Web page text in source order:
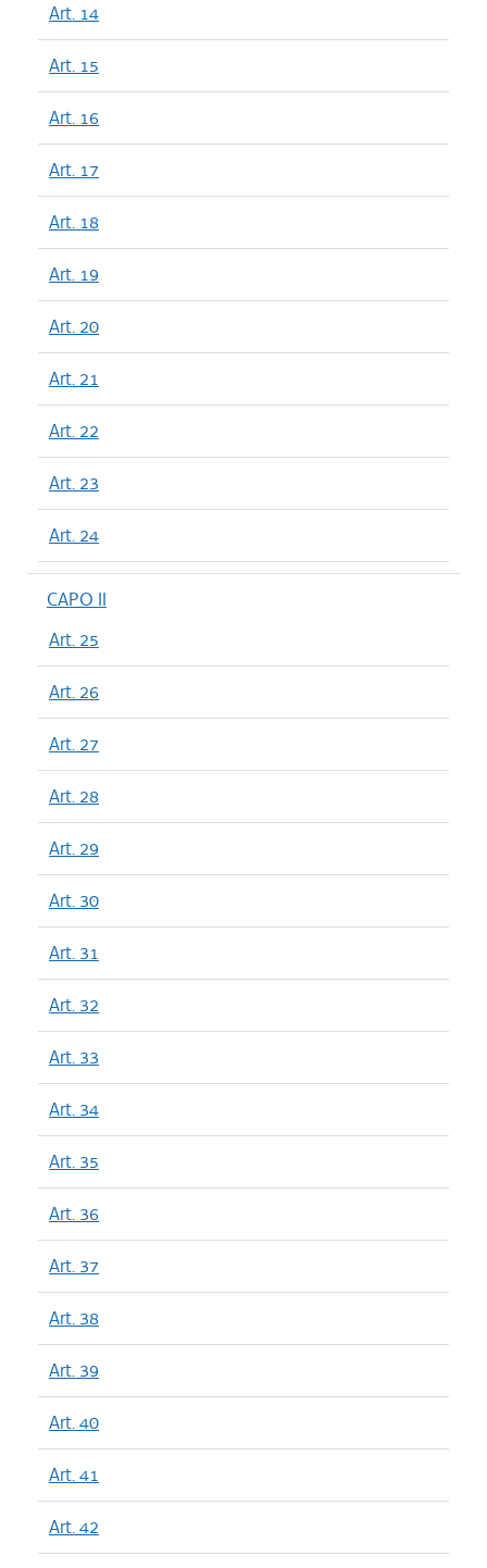
Art. 14
Art. 15
Art. 16
Art. 17
Art. 18
Art. 19
Art. 20
Art. 21
Art. 22
Art. 23
Art. 24
CAPO II
Art. 25
Art. 26
Art. 27
Art. 28
Art. 29
Art. 30
Art. 31
Art. 32
Art. 33
Art. 34
Art. 35
Art. 36
Art. 37
Art. 38
Art. 39
Art. 40
Art. 41
Art. 42